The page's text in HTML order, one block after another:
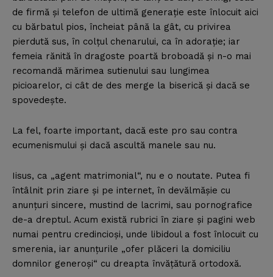
de firmă şi telefon de ultimă generaţie este înlocuit aici
cu bărbatul pios, încheiat până la gât, cu privirea
pierdută sus, în colţul chenarului, ca în adoraţie; iar
femeia rănită în dragoste poartă broboadă şi n-o mai
recomandă mărimea sutienului sau lungimea
picioarelor, ci cât de des merge la biserică şi dacă se
spovedeşte.
La fel, foarte important, dacă este pro sau contra
ecumenismului şi dacă ascultă manele sau nu.
Iisus, ca „agent matrimonial“, nu e o noutate. Putea fi
întâlnit prin ziare şi pe internet, în devălmăşie cu
anunţuri sincere, mustind de lacrimi, sau pornografice
de-a dreptul. Acum există rubrici în ziare şi pagini web
numai pentru credincioşi, unde libidoul a fost înlocuit cu
smerenia, iar anunţurile „ofer plăceri la domiciliu
domnilor generoşi“ cu dreapta învăţătură ortodoxă.